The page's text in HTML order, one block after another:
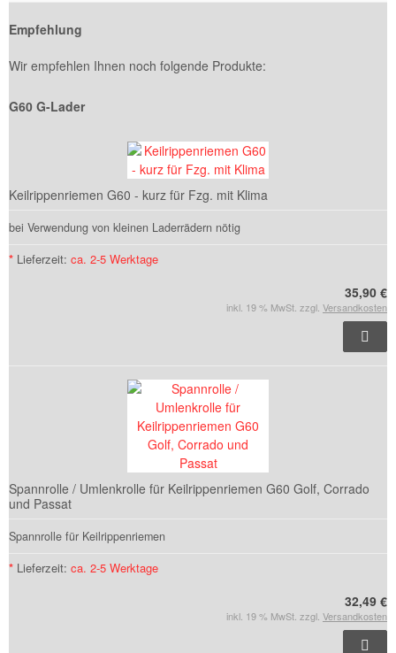
Empfehlung
Wir empfehlen Ihnen noch folgende Produkte:
G60 G-Lader
Keilrippenriemen G60 - kurz für Fzg. mit Klima
bei Verwendung von kleinen Laderrädern nötig
* Lieferzeit: ca. 2-5 Werktage
35,90 €
inkl. 19 % MwSt. zzgl. Versandkosten
Spannrolle / Umlenkrolle für Keilrippenriemen G60 Golf, Corrado
und Passat
Spannrolle für Keilrippenriemen
* Lieferzeit: ca. 2-5 Werktage
32,49 €
inkl. 19 % MwSt. zzgl. Versandkosten